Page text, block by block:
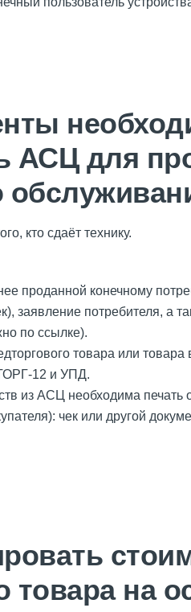
АСЦ для
кто сдаёт технику.
проданной конечному
заявление потребителя, а
по ссылке).
товара или товара
12 и УПД.
из АСЦ необходима печать
чек или другой
товара на